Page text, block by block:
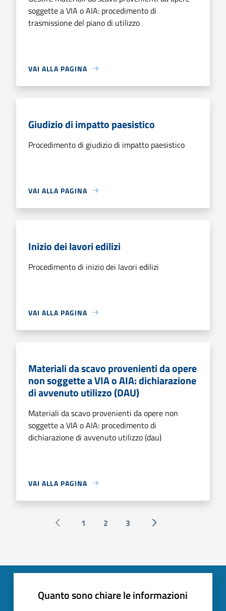
soggette a VIA o AIA: procedimento di
trasmissione del piano di utilizzo
VAI ALLA PAGINA
Giudizio di impatto paesistico
Procedimento di giudizio di impatto paesistico
VAI ALLA PAGINA
Inizio dei lavori edilizi
Procedimento di inizio dei lavori edilizi
VAI ALLA PAGINA
Materiali da scavo provenienti da opere
non soggette a VIA o AIA: dichiarazione
di avvenuto utilizzo (DAU)
Materiali da scavo provenienti da opere non
soggette a VIA o AIA: procedimento di
dichiarazione di avvenuto utilizzo (dau)
VAI ALLA PAGINA
Pagina precedente
1 2 3 Successiva »
Quanto sono chiare le informazioni